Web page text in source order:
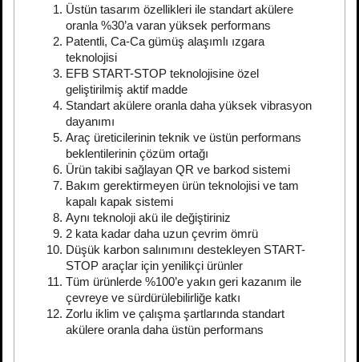
Üstün tasarım özellikleri ile standart akülere
oranla %30’a varan yüksek performans
Patentli, Ca-Ca gümüş alaşımlı ızgara
teknolojisi
EFB START-STOP teknolojisine özel
geliştirilmiş aktif madde
Standart akülere oranla daha yüksek vibrasyon
dayanımı
Araç üreticilerinin teknik ve üstün performans
beklentilerinin çözüm ortağı
Ürün takibi sağlayan QR ve barkod sistemi
Bakım gerektirmeyen ürün teknolojisi ve tam
kapalı kapak sistemi
Aynı teknoloji akü ile değiştiriniz
2 kata kadar daha uzun çevrim ömrü
Düşük karbon salınımını destekleyen START-
STOP araçlar için yenilikçi ürünler
Tüm ürünlerde %100’e yakın geri kazanım ile
çevreye ve sürdürülebilirliğe katkı
Zorlu iklim ve çalışma şartlarında standart
akülere oranla daha üstün performans